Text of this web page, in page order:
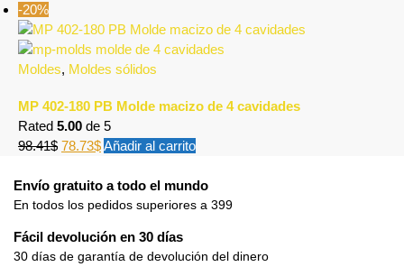
-20%
Moldes, Moldes sólidos
MP 402-180 PB Molde macizo de 4 cavidades
Rated 5.00 de 5
98.41$ 78.73$Añadir al carrito
Envío gratuito a todo el mundo
En todos los pedidos superiores a 399
Fácil devolución en 30 días
30 días de garantía de devolución del dinero